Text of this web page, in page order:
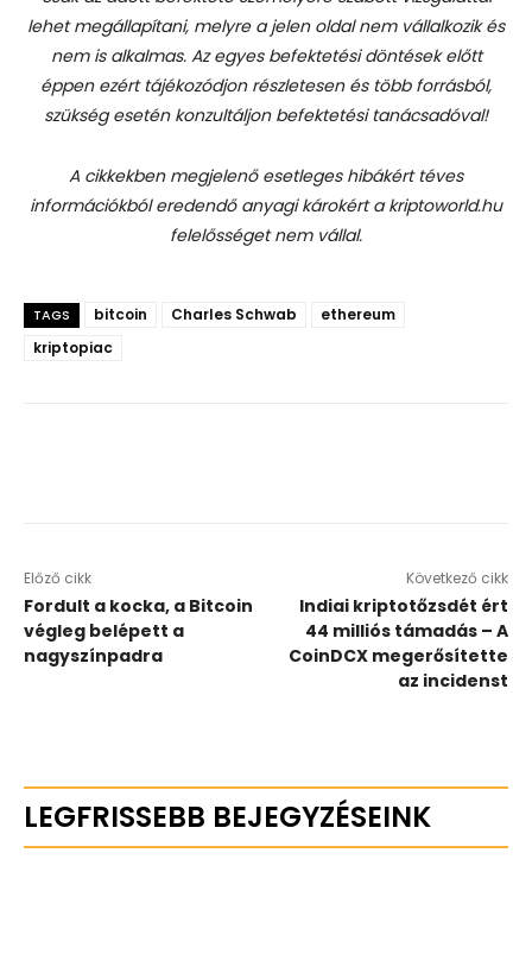
lehet megállapítani, melyre a jelen oldal nem vállalkozik és
nem is alkalmas. Az egyes befektetési döntések előtt
éppen ezért tájékozódjon részletesen és több forrásból,
szükség esetén konzultáljon befektetési tanácsadóval!
A cikkekben megjelenő esetleges hibákért téves
információkból eredendő anyagi károkért a kriptoworld.hu
felelősséget nem vállal.
TAGS bitcoin Charles Schwab
ethereum
kriptopiac
Előző cikk
Fordult a kocka, a Bitcoin
végleg belépett a
nagyszínpadra
Következő cikk
Indiai kriptotőzsdét ért
44 milliós támadás – A
CoinDCX megerősítette
az incidenst
LEGFRISSEBB BEJEGYZÉSEINK